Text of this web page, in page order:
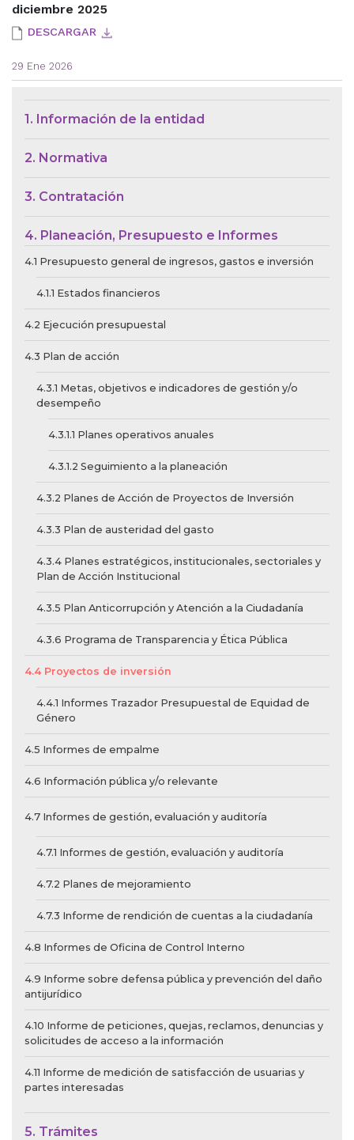
Menú de Contexto de Ley de
1. Información de la entidad
2. Normativa
3. Contratación
4. Planeación, Presupuesto e Informes
4.1 Presupuesto general de ingresos, gastos e inversión
4.1.1 Estados financieros
4.2 Ejecución presupuestal
4.3 Plan de acción
4.3.1 Metas, objetivos e indicadores de gestión y/o
desempeño
4.3.1.1 Planes operativos anuales
4.3.1.2 Seguimiento a la planeación
4.3.2 Planes de Acción de Proyectos de Inversión
4.3.3 Plan de austeridad del gasto
4.3.4 Planes estratégicos, institucionales, sectoriales y
Plan de Acción Institucional
4.3.5 Plan Anticorrupción y Atención a la Ciudadanía
4.3.6 Programa de Transparencia y Ética Pública
4.4 Proyectos de inversión
4.4.1 Informes Trazador Presupuestal de Equidad de
Género
4.5 Informes de empalme
4.6 Información pública y/o relevante
4.7 Informes de gestión, evaluación y auditoría
4.7.1 Informes de gestión, evaluación y auditoría
4.7.2 Planes de mejoramiento
4.7.3 Informe de rendición de cuentas a la ciudadanía
4.8 Informes de Oficina de Control Interno
4.9 Informe sobre defensa pública y prevención del daño
antijurídico
4.10 Informe de peticiones, quejas, reclamos, denuncias y
solicitudes de acceso a la información
4.11 Informe de medición de satisfacción de usuarias y
partes interesadas
5. Trámites
diciembre 2025
DESCARGAR
29 Ene 2026